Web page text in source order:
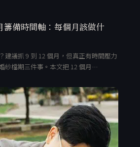
籌備時間軸：每個月該做什
建議抓 9 到 12 個月，但真正有時間壓力
紗檔期三件事。本文把 12 個月…